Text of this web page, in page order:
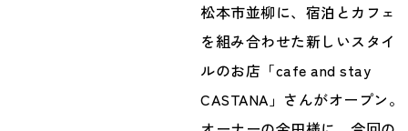
松本市並柳に、宿泊とカフェ
を組み合わせた新しいスタイ
ルのお店「cafe and stay
CASTANA」さんがオープン。